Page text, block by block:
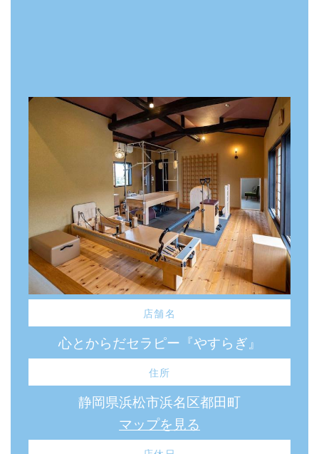
店舗名
心とからだセラピー『やすらぎ』
住所
静岡県浜松市浜名区都田町
マップを見る